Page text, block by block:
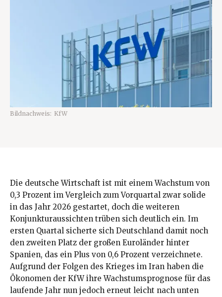
Bildnachweis: KfW
Die deutsche Wirtschaft ist mit einem Wachstum von
0,3 Prozent im Vergleich zum Vorquartal zwar solide
in das Jahr 2026 gestartet, doch die weiteren
Konjunkturaussichten trüben sich deutlich ein. Im
ersten Quartal sicherte sich Deutschland damit noch
den zweiten Platz der großen Euroländer hinter
Spanien, das ein Plus von 0,6 Prozent verzeichnete.
Aufgrund der Folgen des Krieges im Iran haben die
Ökonomen der KfW ihre Wachstumsprognose für das
laufende Jahr nun jedoch erneut leicht nach unten